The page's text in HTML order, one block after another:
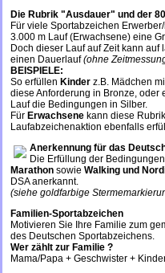
Die Rubrik "Ausdauer" und der
Für viele Sportabzeichen
3.000 m Lauf (Erwachsene) eine
Doch dieser Lauf auf Zeit kann
einen Dauerlauf(ohne
BEISPIELE:
So erfüllen Kinder z.B. Mädchen
diese Anforderung in Bronze, oder
Lauf die Bedingungen in Silber.
Für Erwachsene kann diese
Laufabzeichenaktion ebenfalls
Anerkennung für das
Die Erfüllung der
Marathon sowie Walking und
DSA anerkannt.
(siehe goldfarbige
Familien-Sportabzeichen
Motivieren Sie Ihre Familie zum
des Deutschen Sportabzeichens.
Wer zählt zur Familie ?
Mama/Papa + Geschwister +